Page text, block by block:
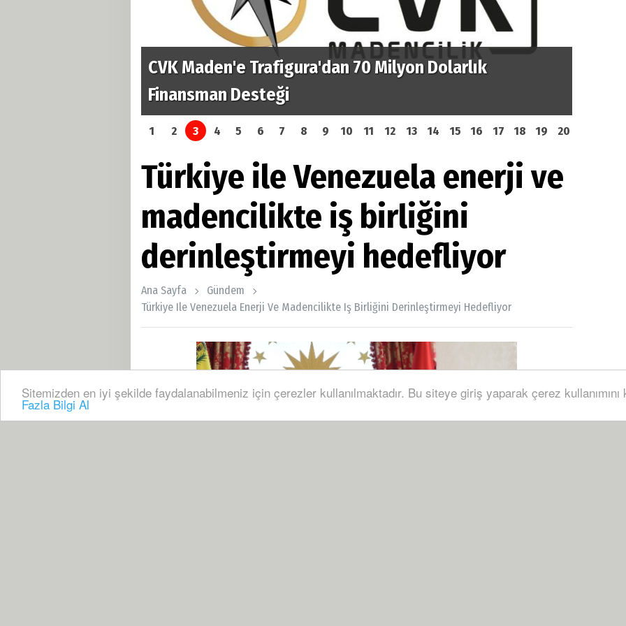
Sitemizden en iyi şekilde faydalanabilmeniz için çerezler kullanılmaktadır. Bu siteye giriş yaparak çerez kullanımını
Fazla Bilgi Al
CVK Maden'e Trafigura'dan 70 Milyon Dolarlık
Finansman Desteği
1 2 3 4 5 6 7 8 9 10 11 12 13 14 15 16 17 18 19 20
Türkiye ile Venezuela enerji ve
madencilikte iş birliğini
derinleştirmeyi hedefliyor
Ana Sayfa
Gündem
Türkiye Ile Venezuela Enerji Ve Madencilikte Iş Birliğini Derinleştirmeyi Hedefliyor